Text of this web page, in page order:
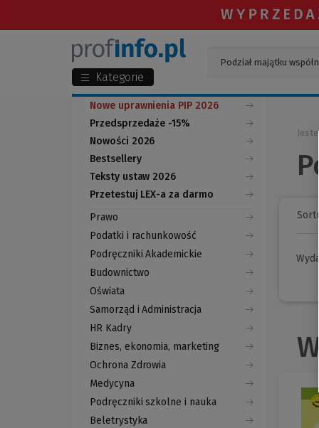
Kategorie
Nowe uprawnienia PIP 2026
Przedsprzedaże -15%
Nowości 2026
Bestsellery
Teksty ustaw 2026
Przetestuj LEX-a za darmo
(Nowe
okno)
(Link
do
innej
strony)
Prawo
Podatki i rachunkowość
Podręczniki Akademickie
Budownictwo
Oświata
Samorząd i Administracja
HR Kadry
Biznes, ekonomia, marketing
Ochrona Zdrowia
Medycyna
Podręczniki szkolne i nauka
Beletrystyka